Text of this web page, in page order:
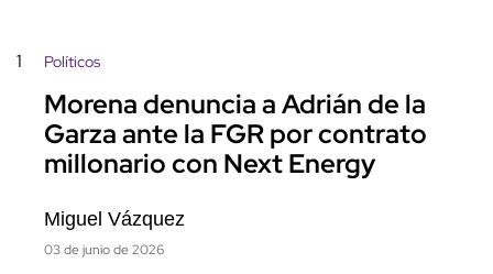
1 Políticos
Morena denuncia a Adrián de la
Garza ante la FGR por contrato
millonario con Next Energy
Miguel Vázquez
03 de junio de 2026